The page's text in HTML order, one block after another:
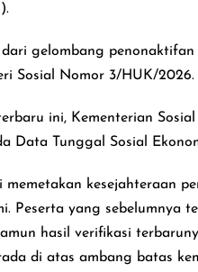
dari gelombang
Sosial Nomor 3/HUK/2026.
ini, Kementerian
Data Tunggal Sosial
memetakan kesejahteraan
Peserta yang sebelumnya
hasil verifikasi
di atas ambang batas